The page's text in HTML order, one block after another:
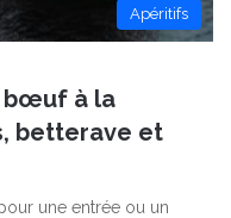
Apéritifs
bœuf à la
betterave et
une entrée ou un